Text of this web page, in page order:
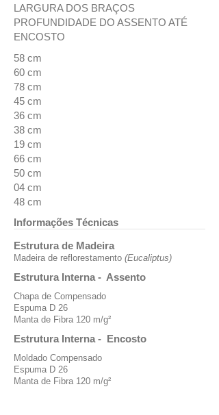
LARGURA DOS BRAÇOS
PROFUNDIDADE DO ASSENTO ATÉ
ENCOSTO
58 cm
60 cm
78 cm
45 cm
36 cm
38 cm
19 cm
66 cm
50 cm
04 cm
48 cm
Informações Técnicas
Estrutura de Madeira
Madeira de reflorestamento (Eucaliptus)
Estrutura Interna - Assento
Chapa de Compensado
Espuma D 26
Manta de Fibra 120 m/g²
Estrutura Interna - Encosto
Moldado Compensado
Espuma D 26
Manta de Fibra 120 m/g²